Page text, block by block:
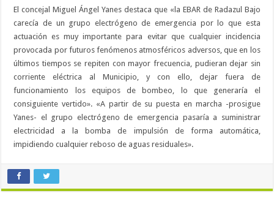
El concejal Miguel Ángel Yanes destaca que «la EBAR de Radazul Bajo
carecía de un grupo electrógeno de emergencia por lo que esta
actuación es muy importante para evitar que cualquier incidencia
provocada por futuros fenómenos atmosféricos adversos, que en los
últimos tiempos se repiten con mayor frecuencia, pudieran dejar sin
corriente eléctrica al Municipio, y con ello, dejar fuera de
funcionamiento los equipos de bombeo, lo que generaría el
consiguiente vertido». «A partir de su puesta en marcha -prosigue
Yanes- el grupo electrógeno de emergencia pasaría a suministrar
electricidad a la bomba de impulsión de forma automática,
impidiendo cualquier reboso de aguas residuales».